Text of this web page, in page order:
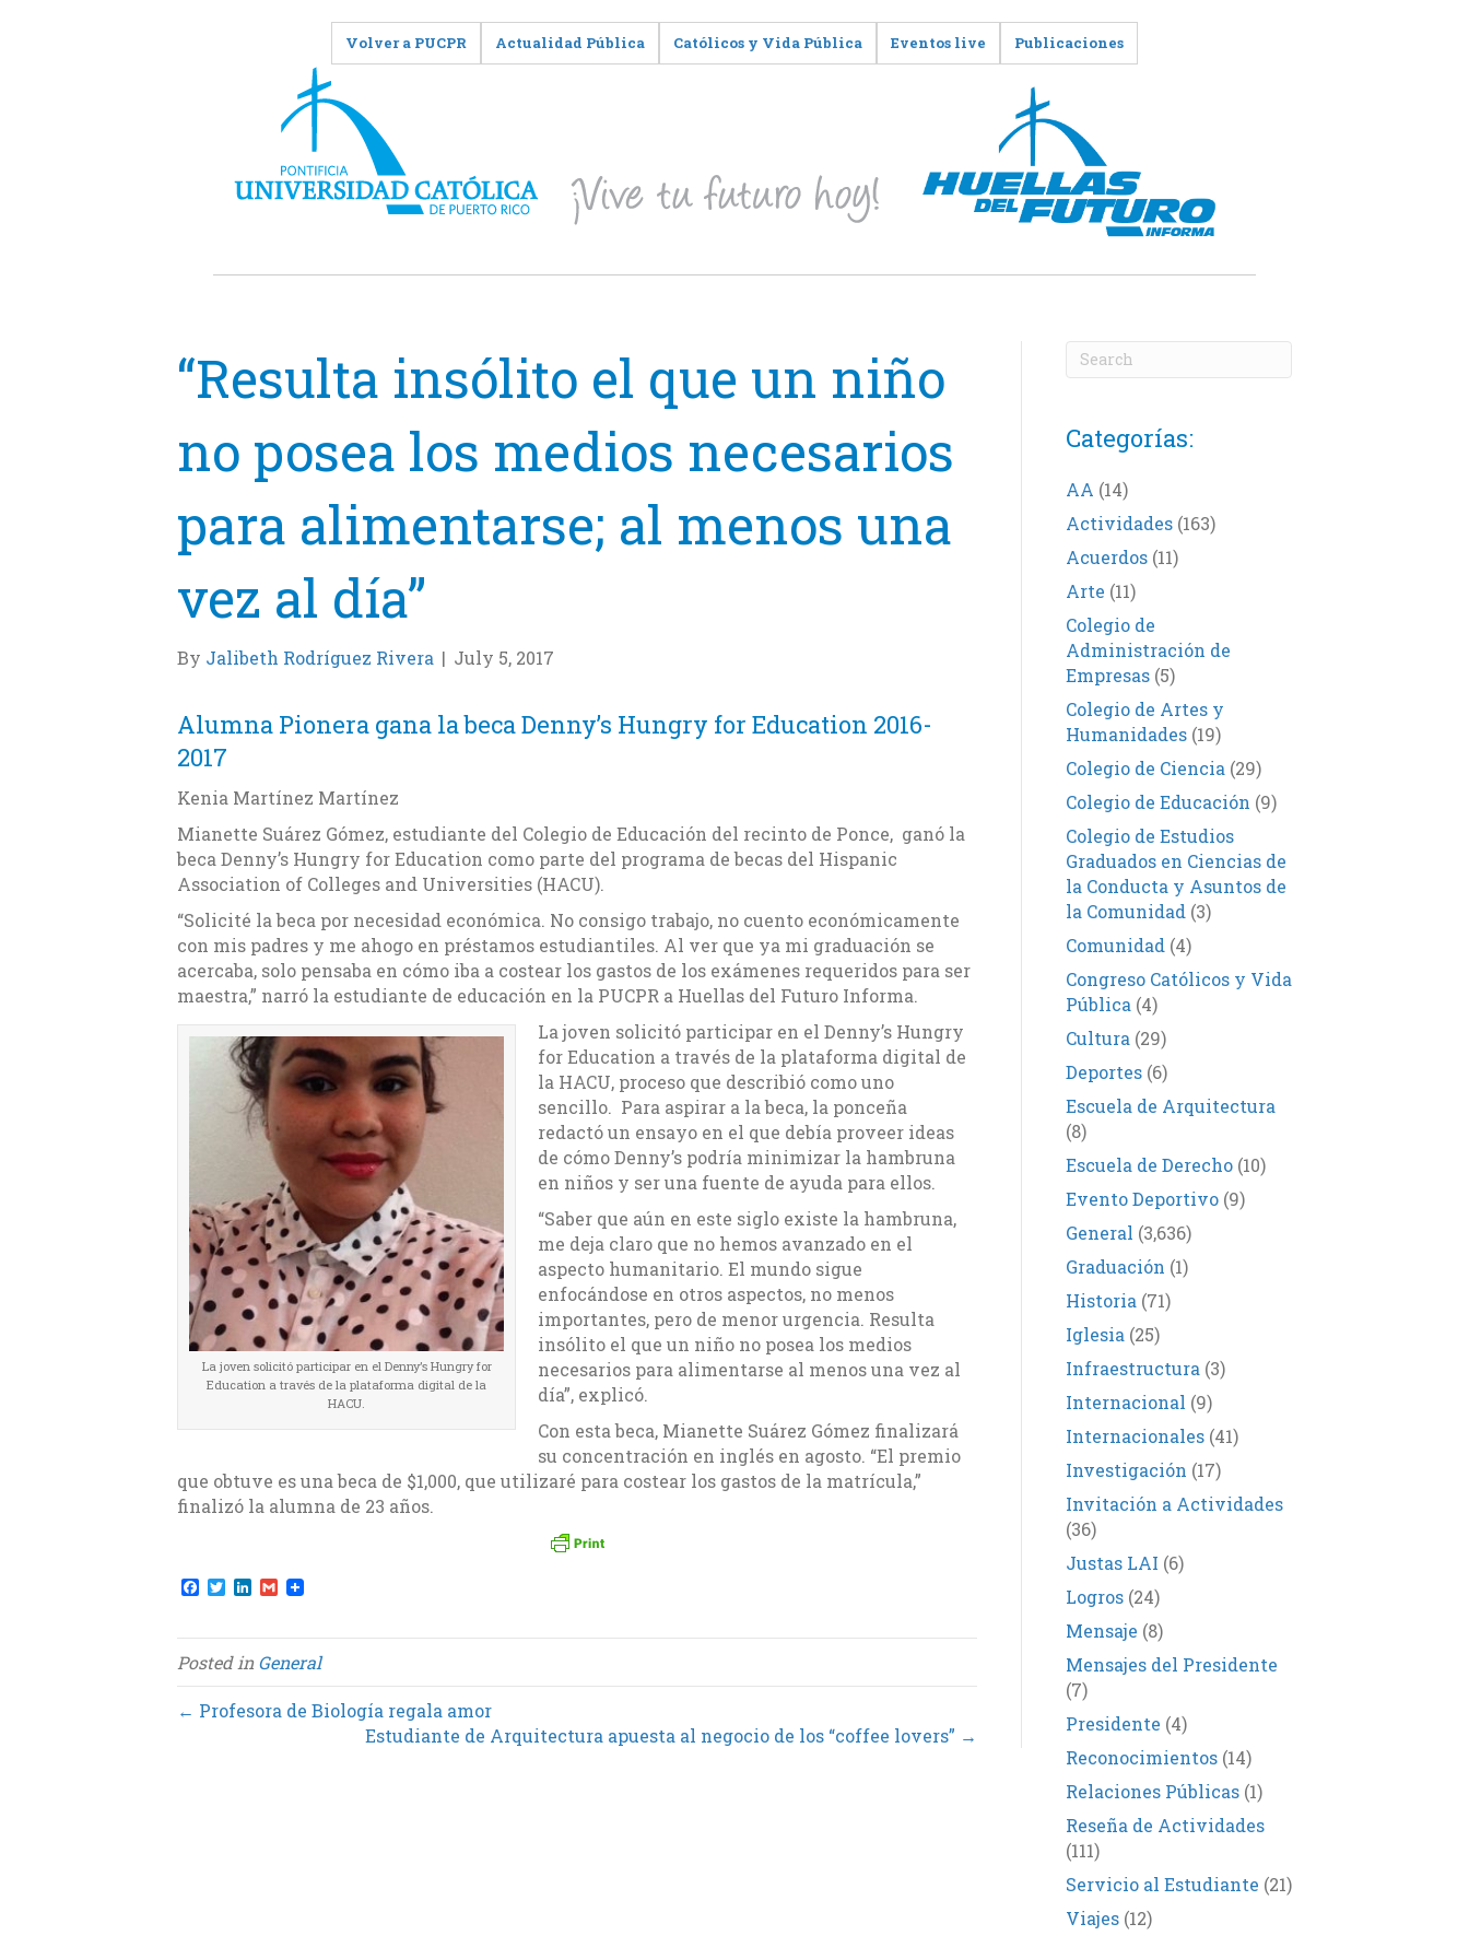
Volver a PUCPR Actualidad Pública Católicos y Vida Pública Eventos live Publicaciones
“Resulta insólito el que un niño
no posea los medios necesarios
para alimentarse; al menos una
vez al día”
By Jalibeth Rodríguez Rivera | July 5, 2017
Alumna Pionera gana la beca Denny’s Hungry for Education 2016-
2017
Kenia Martínez Martínez
Mianette Suárez Gómez, estudiante del Colegio de Educación del recinto de Ponce, ganó la
beca Denny’s Hungry for Education como parte del programa de becas del Hispanic
Association of Colleges and Universities (HACU).
“Solicité la beca por necesidad económica. No consigo trabajo, no cuento económicamente
con mis padres y me ahogo en préstamos estudiantiles. Al ver que ya mi graduación se
acercaba, solo pensaba en cómo iba a costear los gastos de los exámenes requeridos para ser
maestra,” narró la estudiante de educación en la PUCPR a Huellas del Futuro Informa.
La joven solicitó participar en el Denny’s Hungry for
Education a través de la plataforma digital de la
HACU.
La joven solicitó participar en el Denny’s Hungry
for Education a través de la plataforma digital de
la HACU, proceso que describió como uno
sencillo. Para aspirar a la beca, la ponceña
redactó un ensayo en el que debía proveer ideas
de cómo Denny’s podría minimizar la hambruna
en niños y ser una fuente de ayuda para ellos.
“Saber que aún en este siglo existe la hambruna,
me deja claro que no hemos avanzado en el
aspecto humanitario. El mundo sigue
enfocándose en otros aspectos, no menos
importantes, pero de menor urgencia. Resulta
insólito el que un niño no posea los medios
necesarios para alimentarse al menos una vez al
día”, explicó.
Con esta beca, Mianette Suárez Gómez finalizará
su concentración en inglés en agosto. “El premio
que obtuve es una beca de $1,000, que utilizaré para costear los gastos de la matrícula,”
finalizó la alumna de 23 años.
F
a
e
b
o
o
k
T
w
t
t
e
r
L
k
e
d
I
n
G
m
i
l
Posted inGeneral
← Profesora de Biología regala amor
Estudiante de Arquitectura apuesta al negocio de los “coffee lovers” →
Categorías:
AA (14)
Actividades(163)
Acuerdos(11)
Arte (11)
Colegio de
Administración de
Empresas(5)
Colegio de Artes y
Humanidades(19)
Colegio de Ciencia (29)
Colegio de Educación (9)
Colegio de Estudios
Graduados en Ciencias de
la Conducta y Asuntos de
la Comunidad (3)
Comunidad (4)
Congreso Católicos y Vida
Pública (4)
Cultura (29)
Deportes(6)
Escuela de Arquitectura
(8)
Escuela de Derecho(10)
Evento Deportivo(9)
General (3,636)
Graduación (1)
Historia (71)
Iglesia (25)
Infraestructura (3)
Internacional (9)
Internacionales(41)
Investigación (17)
Invitación a Actividades
(36)
Justas LAI (6)
Logros(24)
Mensaje (8)
Mensajes del Presidente
(7)
Presidente (4)
Reconocimientos(14)
Relaciones Públicas(1)
Reseña de Actividades
(111)
Servicio al Estudiante (21)
Viajes(12)